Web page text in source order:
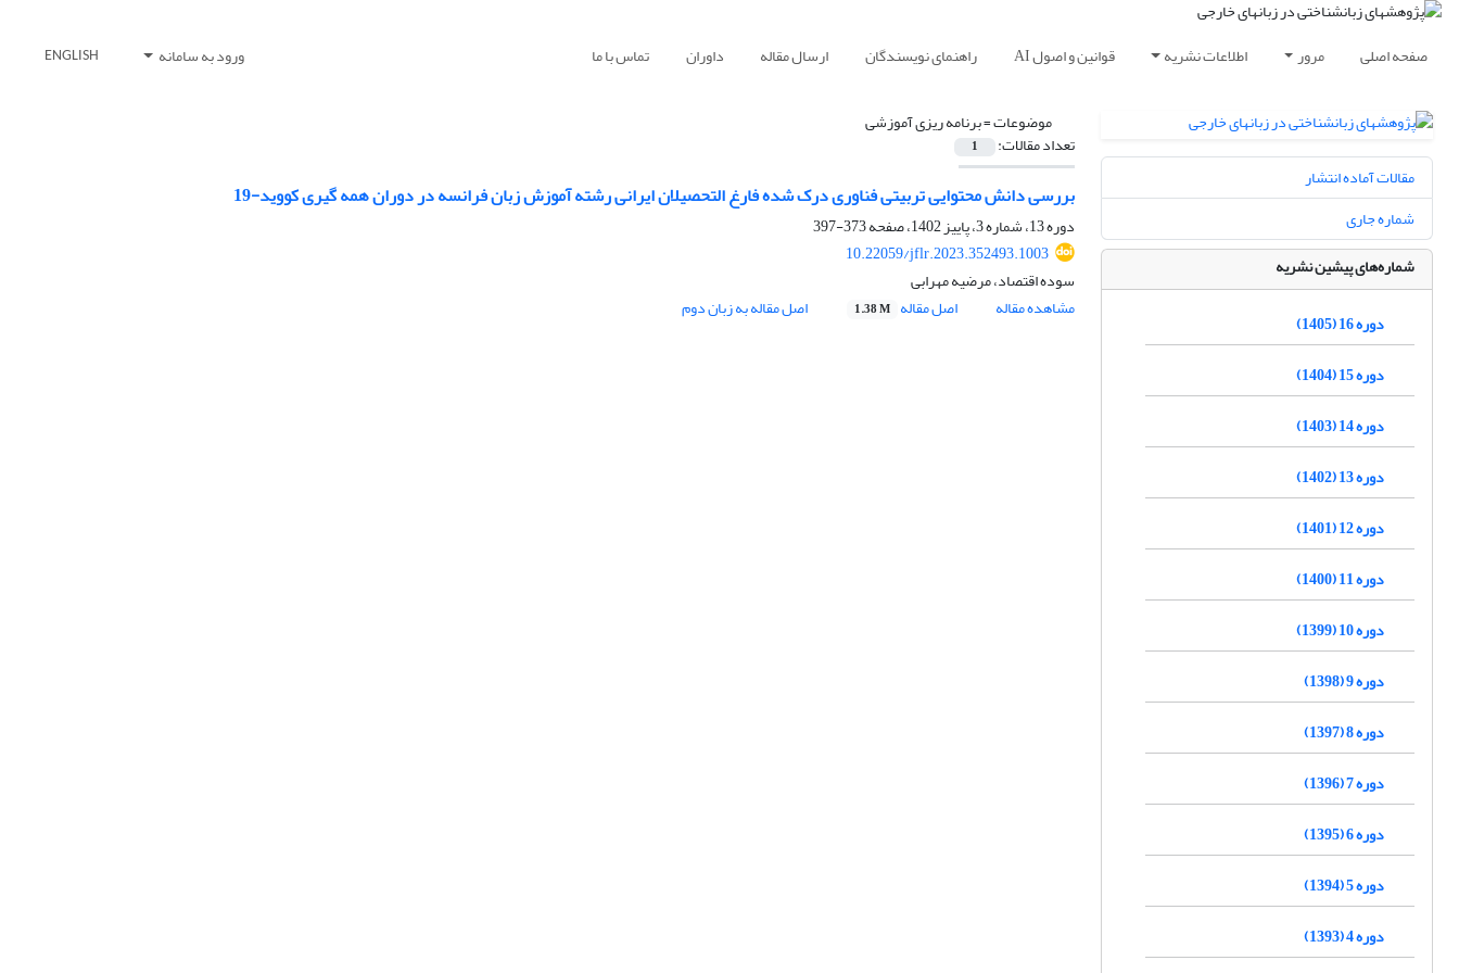
صفحه اصلی مرور اطلاعات نشریه قوانین و اصول AI راهنمای نویسندگان ارسال مقاله داوران تماس با ما ورود به سامانه ENGLISH
موضوعات =برنامه ریزی آموزشی
تعداد مقالات: 1
بررسی دانش محتوایی تربیتی فناوری درک شده فارغ التحصیلان ایرانی رشته آموزش زبان فرانسه در دوران همه گیری کووید-19
دوره 13، شماره 3، پاییز 1402، صفحه
373-397
10.22059/jflr.2023.352493.1003
سوده اقتصاد، مرضیه مهرابی
مشاهده مقاله
اصل مقاله 1.38 M اصل مقاله به زبان دوم
مقالات آماده انتشار
شماره جاری
شماره‌های پیشین نشریه
دوره 16 (1405)
دوره 15 (1404)
دوره 14 (1403)
دوره 13 (1402)
دوره 12 (1401)
دوره 11 (1400)
دوره 10 (1399)
دوره 9 (1398)
دوره 8 (1397)
دوره 7 (1396)
دوره 6 (1395)
دوره 5 (1394)
دوره 4 (1393)